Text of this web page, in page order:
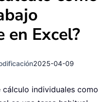
en Excel?
2025-04-09
individuales como